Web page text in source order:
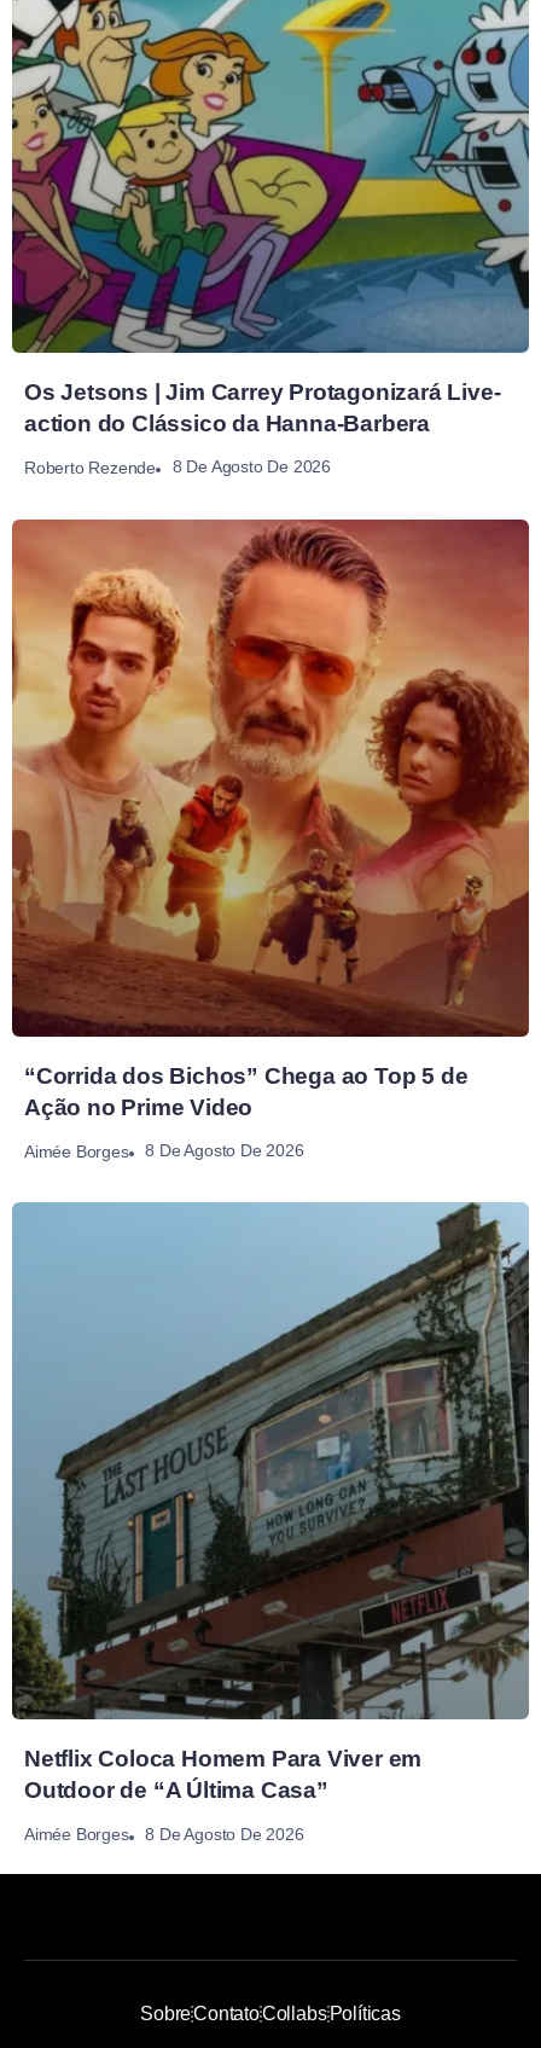
Os Jetsons | Jim Carrey Protagonizará Live-
action do Clássico da Hanna-Barbera
Roberto Rezende 8 De Agosto De 2026
“Corrida dos Bichos” Chega ao Top 5 de
Ação no Prime Video
Aimée Borges 8 De Agosto De 2026
Netflix Coloca Homem Para Viver em
Outdoor de “A Última Casa”
Aimée Borges 8 De Agosto De 2026
SobreContatoCollabsPolíticas